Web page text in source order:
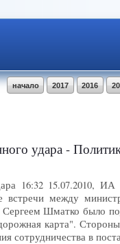
2016
2017
начало
- Политика,
16:32 15.07.2010,
между
Шматко было
карта".
сотрудничества в